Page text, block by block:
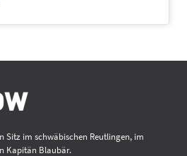
Sitz im schwäbischen Reutlingen, im
Kapitän Blaubär.